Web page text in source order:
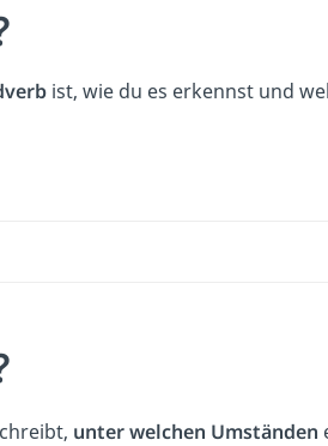
ist, wie du es erkennst und
unter welchen Umständen